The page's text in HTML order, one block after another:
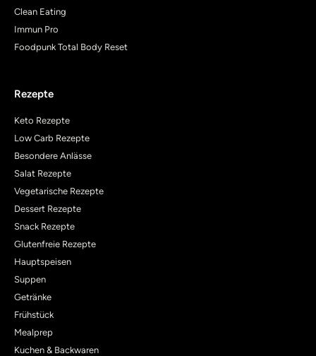
Clean Eating
Immun Pro
Foodpunk Total Body Reset
Rezepte
Keto Rezepte
Low Carb Rezepte
Besondere Anlässe
Salat Rezepte
Vegetarische Rezepte
Dessert Rezepte
Snack Rezepte
Glutenfreie Rezepte
Hauptspeisen
Suppen
Getränke
Frühstück
Mealprep
Kuchen & Backwaren